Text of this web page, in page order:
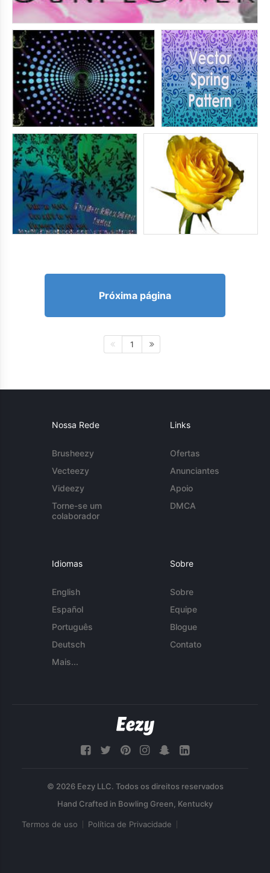
Próxima página
1
Nossa Rede
Brusheezy
Vecteezy
Videezy
Torne-se um
colaborador
Links
Ofertas
Anunciantes
Apoio
DMCA
Idiomas
English
Español
Português
Deutsch
Mais...
Sobre
Sobre
Equipe
Blogue
Contato
© 2026 Eezy LLC. Todos os direitos reservados
Termos de uso Política de Privacidade